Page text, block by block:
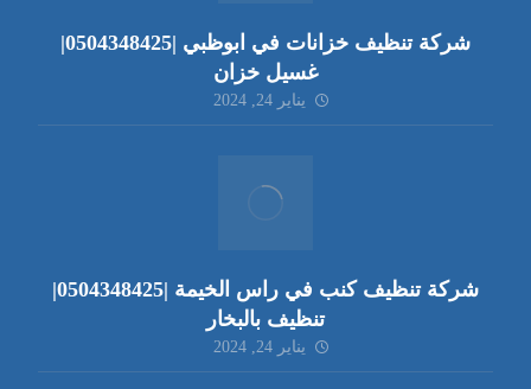
شركة تنظيف خزانات في ابوظبي |0504348425|
غسيل خزان
يناير 24, 2024
شركة تنظيف كنب في راس الخيمة |0504348425|
تنظيف بالبخار
يناير 24, 2024